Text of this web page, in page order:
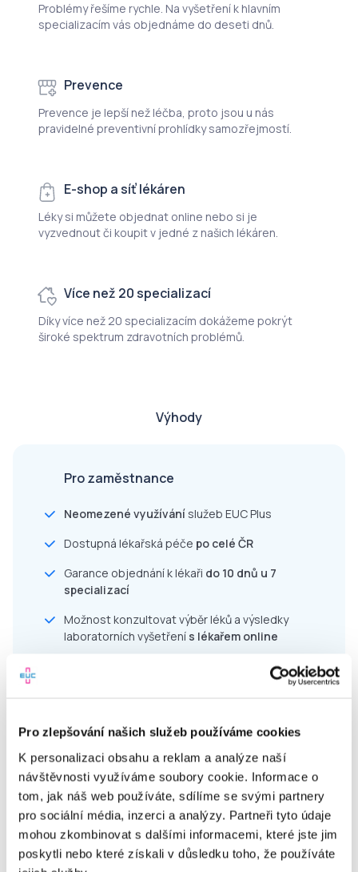
Pro zlepšování našich služeb používáme cookies
K personalizaci obsahu a reklam a analýze naší
návštěvnosti využíváme soubory cookie. Informace o
tom, jak náš web používáte, sdílíme se svými partnery
pro sociální média, inzerci a analýzy. Partneři tyto údaje
mohou zkombinovat s dalšími informacemi, které jste jim
poskytli nebo které získali v důsledku toho, že používáte
Problémy řešíme rychle. Na vyšetření k hlavním
specializacím vás objednáme do deseti dnů.
Prevence
Prevence je lepší než léčba, proto jsou u nás
pravidelné preventivní prohlídky samozřejmostí.
E-shop a síť lékáren
Léky si můžete objednat online nebo si je
vyzvednout či koupit v jedné z našich lékáren.
Více než 20 specializací
Díky více než 20 specializacím dokážeme pokrýt
široké spektrum zdravotních problémů.
Výhody
Pro zaměstnance
Neomezené využívání služeb EUC Plus
Dostupná lékařská péče po celé ČR
Garance objednání k lékaři do 10 dnů u 7
specializací
Možnost konzultovat výběr léků a výsledky
laboratorních vyšetření s lékařem online
Pravidelná edukace v péči o zdraví a prevenci
Akce a slevy do lékáren
a laboratoří EUC
Komfort a úspora času díky online službám
Pro zaměstnavatele